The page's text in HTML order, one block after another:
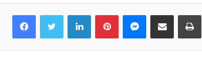
LinkedIn